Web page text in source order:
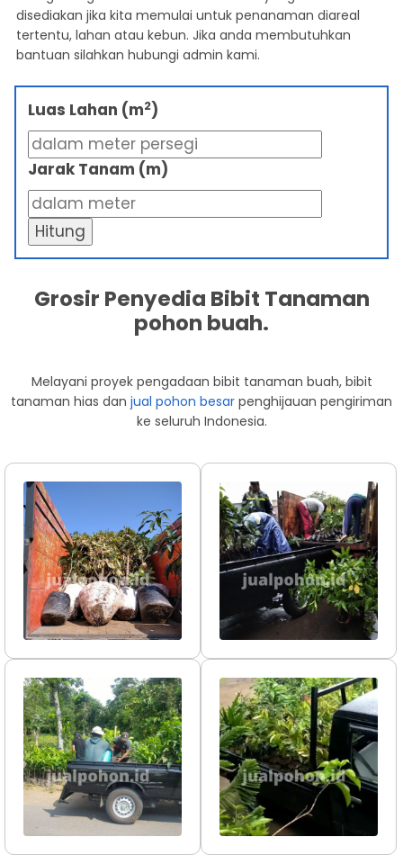
disediakan jika kita memulai untuk penanaman diareal
tertentu, lahan atau kebun. Jika anda membutuhkan
bantuan silahkan hubungi admin kami.
Luas Lahan (m2)
Jarak Tanam (m)
Hitung
Grosir Penyedia Bibit Tanaman
pohon buah.
Melayani proyek pengadaan bibit tanaman buah, bibit
tanaman hias dan jual pohon besar penghijauan pengiriman
ke seluruh Indonesia.